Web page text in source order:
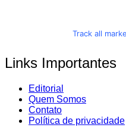
Track all
Links Importantes
Editorial
Quem Somos
Contato
Política de privacidade